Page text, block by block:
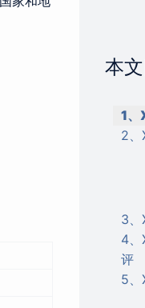
本
1、
2、
3、
4、
评
5、